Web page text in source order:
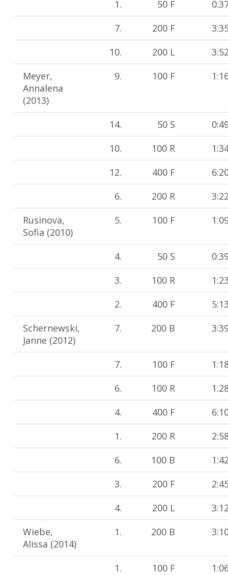
1. 50 F
7.
200 F
10.
200 L
Meyer,
Annalena
(2013)
9. 100 F
14. 50 S
10.
100 R
12.
400 F
6.
200 R
Rusinova,
Sofia (2010)
5. 100 F
4. 50 S
3.
100 R
2.
400 F
Schernewski,
Janne (2012)
7. 200 B
7. 100 F
6.
100 R
4.
400 F
1.
200 R
6.
100 B
3.
200 F
4.
200 L
Wiebe,
Alissa (2014)
1. 200 B
1. 100 F